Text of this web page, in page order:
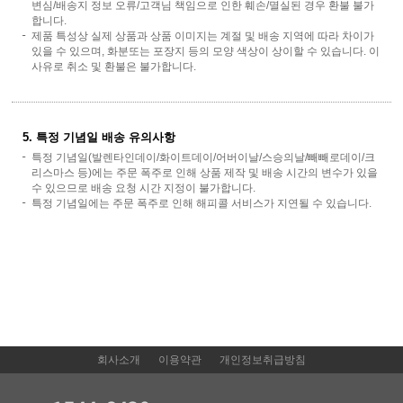
변심/배송지 정보 오류/고객님 책임으로 인한 훼손/멸실된 경우 환불 불가
합니다.
제품 특성상 실제 상품과 상품 이미지는 계절 및 배송 지역에 따라 차이가
있을 수 있으며, 화분또는 포장지 등의 모양 색상이 상이할 수 있습니다. 이
사유로 취소 및 환불은 불가합니다.
5. 특정 기념일 배송 유의사항
특정 기념일(발렌타인데이/화이트데이/어버이날/스승의날/빼빼로데이/크
리스마스 등)에는 주문 폭주로 인해 상품 제작 및 배송 시간의 변수가 있을
수 있으므로 배송 요청 시간 지정이 불가합니다.
특정 기념일에는 주문 폭주로 인해 해피콜 서비스가 지연될 수 있습니다.
회사소개 이용약관 개인정보취급방침